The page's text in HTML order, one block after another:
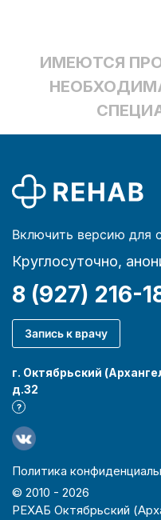
ИМЕЮТСЯ
Включить версию для
Круглосуточно,
8 (927) 216-
Запись к врачу
г. Октябрьский
д.32
?
Политика
© 2010 - 2026
РЕХАБ Октябрьский